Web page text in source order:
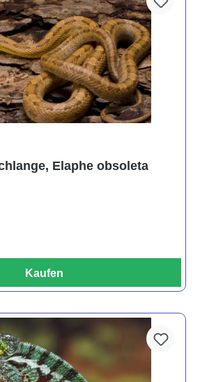
Elaphe obsoleta
Kaufen